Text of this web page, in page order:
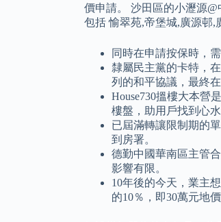
價申請。 沙田區的小瀝源
包括 愉翠苑,帝堡城,廣源邨,
同時在申請按保時，
隸屬民主黨的卡特，
列的和平協議，最終
House730搵樓大本營
樓盤，助用戶找到心
已屆滿轉讓限制期的
到房署。
德勤中國華南區主管
影響有限。
10年後的今天，業主
的10％，即30萬元地價